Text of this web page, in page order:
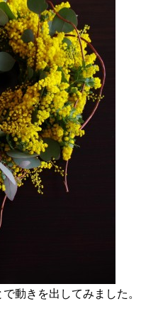
動きを出してみました。